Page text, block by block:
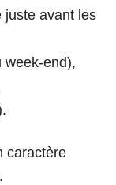
juste avant les
week-end),
caractère